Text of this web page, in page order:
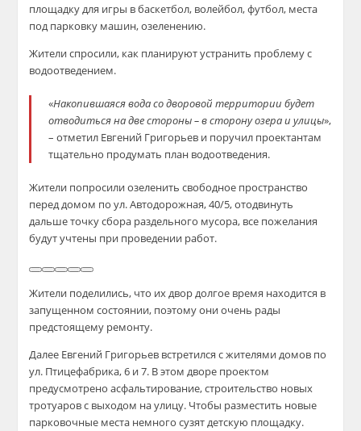
площадку для игры в баскетбол, волейбол, футбол, места
под парковку машин, озеленению.
Жители спросили, как планируют устранить проблему с
водоотведением.
«Накопившаяся вода со дворовой территории будет
отводиться на две стороны – в сторону озера и улицы»,
– отметил Евгений Григорьев и поручил проектантам
тщательно продумать план водоотведения.
Жители попросили озеленить свободное пространство
перед домом по ул. Автодорожная, 40/5, отодвинуть
дальше точку сбора раздельного мусора, все пожелания
будут учтены при проведении работ.
Жители поделились, что их двор долгое время находится в
запущенном состоянии, поэтому они очень рады
предстоящему ремонту.
Далее Евгений Григорьев встретился с жителями домов по
ул. Птицефабрика, 6 и 7. В этом дворе проектом
предусмотрено асфальтирование, строительство новых
тротуаров с выходом на улицу. Чтобы разместить новые
парковочные места немного сузят детскую площадку.